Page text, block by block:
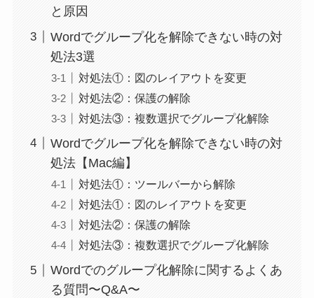
と原因
Wordでグループ化を解除できない時の対
処法3選
対処法①：図のレイアウトを変更
対処法②：保護の解除
対処法③：複数選択でグループ化解除
Wordでグループ化を解除できない時の対
処法【Mac編】
対処法①：ツールバーから解除
対処法①：図のレイアウトを変更
対処法②：保護の解除
対処法③：複数選択でグループ化解除
Wordでのグループ化解除に関するよくあ
る質問〜Q&A〜